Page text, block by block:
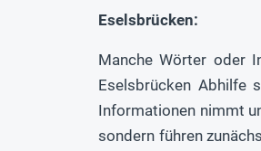
Eselsbrücken:
Manche Wörter oder
Eselsbrücken Abhilfe
Informationen nimmt
sondern führen